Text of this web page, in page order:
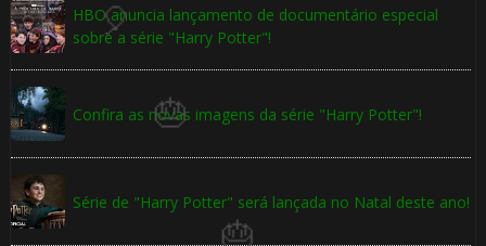
HBO anuncia lançamento de documentário especial
sobre a série "Harry Potter"!
Confira as novas imagens da série "Harry Potter"!
Série de "Harry Potter" será lançada no Natal deste ano!
1️⃣ 8️⃣
1️⃣ 8️⃣